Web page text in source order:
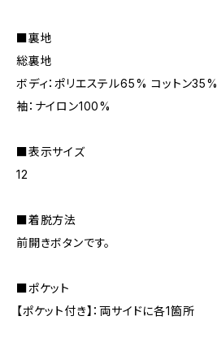
■裏地
総裏地
ボディ：ポリエステル65% コットン35%
袖：ナイロン100%
■表示サイズ
12
■着脱方法
前開きボタンです。
■ポケット
【ポケット付き】：両サイドに各1箇所